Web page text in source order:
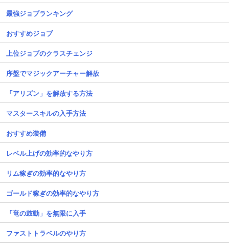
最強ジョブランキング
おすすめジョブ
上位ジョブのクラスチェンジ
序盤でマジックアーチャー解放
「アリズン」を解放する方法
マスタースキルの入手方法
おすすめ装備
レベル上げの効率的なやり方
リム稼ぎの効率的なやり方
ゴールド稼ぎの効率的なやり方
「竜の鼓動」を無限に入手
ファストトラベルのやり方